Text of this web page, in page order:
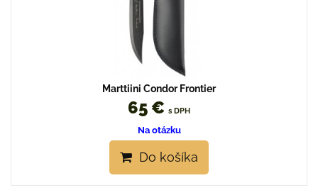
Marttiini Condor Frontier
65 € s DPH
Na otázku
Do košíka